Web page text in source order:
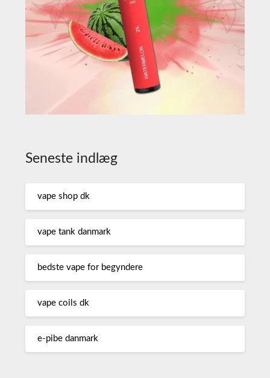
Seneste indlæg
vape shop dk
vape tank danmark
bedste vape for begyndere
vape coils dk
e-pibe danmark